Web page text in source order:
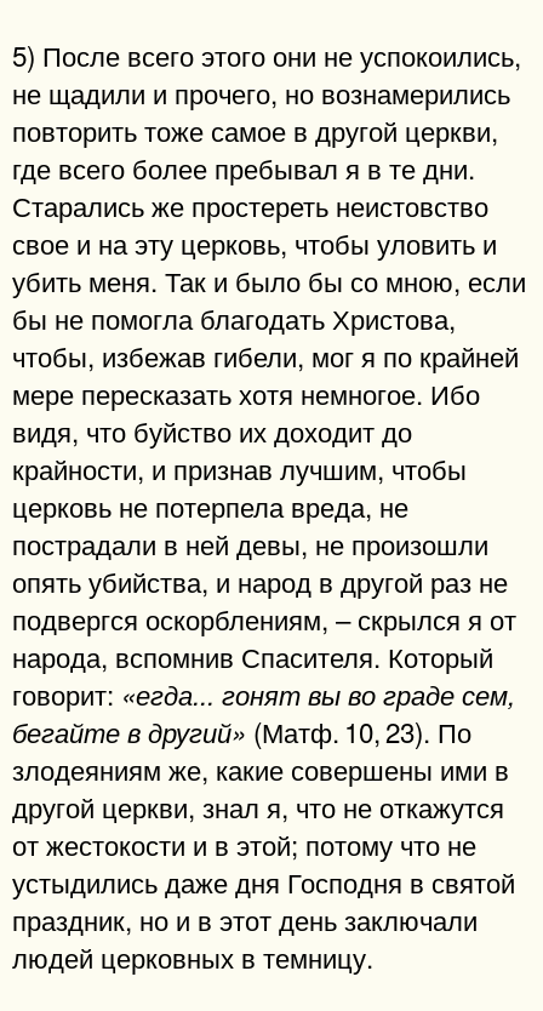
5) После всего этого они не успокоились,
не щадили и прочего, но вознамерились
повторить тоже самое в другой церкви,
где всего более пребывал я в те дни.
Старались же простереть неистовство
свое и на эту церковь, чтобы уловить и
убить меня. Так и было бы со мною, если
бы не помогла благодать Христова,
чтобы, избежав гибели, мог я по крайней
мере пересказать хотя немногое. Ибо
видя, что буйство их доходит до
крайности, и признав лучшим, чтобы
церковь не потерпела вреда, не
пострадали в ней девы, не произошли
опять убийства, и народ в другой раз не
подвергся оскорблениям, – скрылся я от
народа, вспомнив Спасителя. Который
говорит: «егда... гонят вы во граде сем,
бегайте в другий» (Матф. 10, 23). По
злодеяниям же, какие совершены ими в
другой церкви, знал я, что не откажутся
от жестокости и в этой; потому что не
устыдились даже дня Господня в святой
праздник, но и в этот день заключали
людей церковных в темницу.